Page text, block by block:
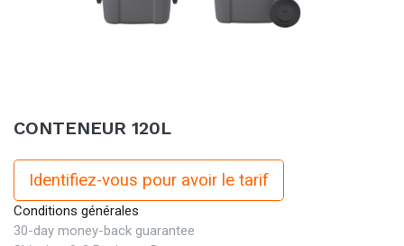
CONTENEUR 120L
Identifiez-vous pour avoir le tarif
Conditions générales
30-day money-back guarantee